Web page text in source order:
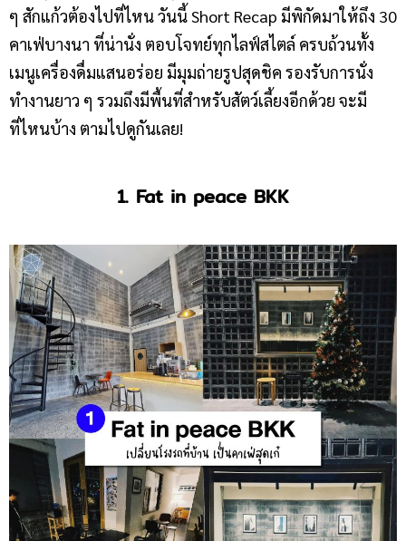
ๆ สักแก้วต้องไปที่ไหน วันนี้ Short Recap มีพิกัดมาให้ถึง 30
คาเฟ่บางนา ที่น่านั่ง ตอบโจทย์ทุกไลฟ์สไตล์ ครบถ้วนทั้ง
เมนูเครื่องดื่มแสนอร่อย มีมุมถ่ายรูปสุดชิค รองรับการนั่ง
ทำงานยาว ๆ รวมถึงมีพื้นที่สำหรับสัตว์เลี้ยงอีกด้วย จะมี
ที่ไหนบ้าง ตามไปดูกันเลย!
1. Fat in peace BKK